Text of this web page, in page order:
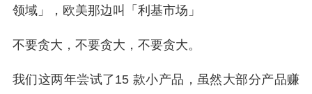
领域」，欧美那边叫「利基市场」
不要贪大，不要贪大，不要贪大。
我们这两年尝试了15 款小产品，虽然大部分产品赚